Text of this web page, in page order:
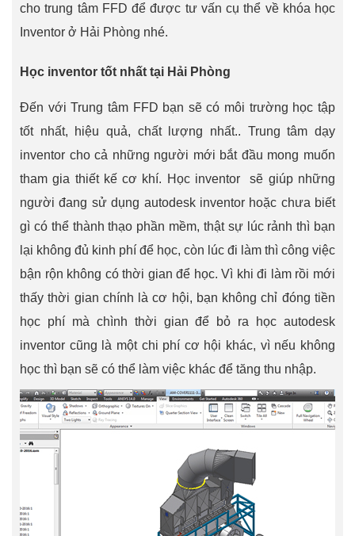
cho trung tâm FFD để được tư vấn cụ thể về khóa học
Inventor ở Hải Phòng nhé.
Học inventor tốt nhất tại Hải Phòng
Đến với Trung tâm FFD bạn sẽ có môi trường học tập
tốt nhất, hiệu quả, chất lượng nhất.. Trung tâm dạy
inventor cho cả những người mới bắt đầu mong muốn
tham gia thiết kế cơ khí. Học inventor sẽ giúp những
người đang sử dụng autodesk inventor hoặc chưa biết
gì có thể thành thạo phần mềm, thật sự lúc rảnh thì bạn
lại không đủ kinh phí để học, còn lúc đi làm thì công việc
bận rộn không có thời gian để học. Vì khi đi làm rồi mới
thấy thời gian chính là cơ hội, bạn không chỉ đóng tiền
học phí mà chình thời gian để bỏ ra học autodesk
inventor cũng là một chi phí cơ hội khác, vì nếu không
học thì bạn sẽ có thể làm việc khác để tăng thu nhập.